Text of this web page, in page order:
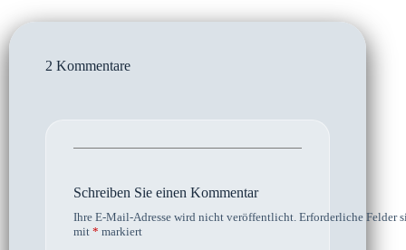
2 Kommentare
Schreiben Sie einen Kommentar
Ihre E-Mail-Adresse wird nicht veröffentlicht. Erforderliche Felder
mit * markiert